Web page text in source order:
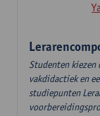
Studenten
vakdidactiek en
studiepunten